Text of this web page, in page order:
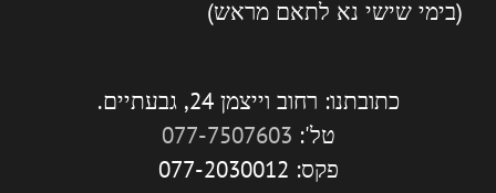
(בימי שישי נא לתאם מראש)
כתובתנו: רחוב וייצמן 24, גבעתיים.
טל': 077-7507603
פקס: 077-2030012